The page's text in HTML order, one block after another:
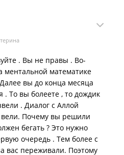
. Вы не правы . Во-
ментальной математике
вы до конца месяца
. То вы болеете , то дождик
. Диалог с Аллой
Почему вы решили
бегать ? Это нужно
очередь . Тем более с
вас переживали. Поэтому